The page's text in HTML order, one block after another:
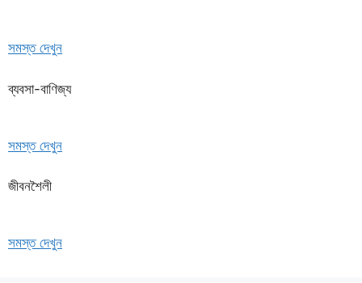
সমস্ত দেখুন
ব্যবসা-বাণিজ্য
সমস্ত দেখুন
জীবনশৈলী
সমস্ত দেখুন